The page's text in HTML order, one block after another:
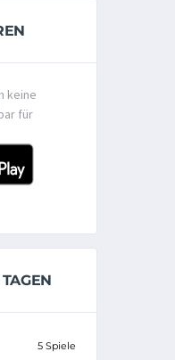
keine
für
5 Spiele